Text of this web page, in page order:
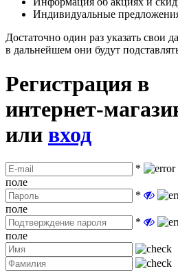
Индивидуальные
Достаточно один раз указать свои
в дальнейшем они будут
Регистрация в
интернет-
или вход
*
поле
*
поле
*
поле